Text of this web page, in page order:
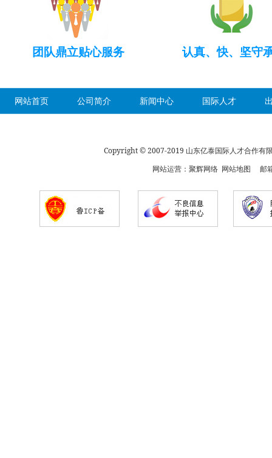
团队鼎立贴心服务 认真、快、坚守
网站首页 公司简介 新闻中心 国际人才
Copyright © 2007-2019 山东亿泰国际人才合作
网站运营： 聚辉网络 网站地图 邮